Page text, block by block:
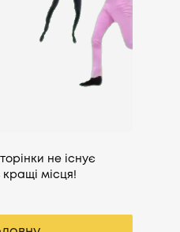
не існує
кращі місця!